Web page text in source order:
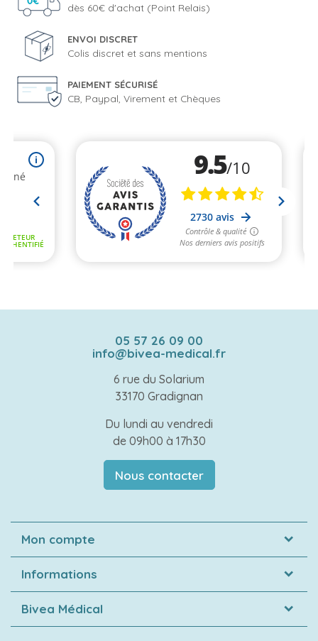
dès 60€ d'achat (Point Relais)
ENVOI DISCRET
Colis discret et sans mentions
PAIEMENT SÉCURISÉ
CB, Paypal, Virement et Chèques
05 57 26 09 00
info@bivea-medical.fr
6 rue du Solarium
33170 Gradignan
Du lundi au vendredi
de 09h00 à 17h30
Nous contacter
Mon compte
Informations
Bivea Médical